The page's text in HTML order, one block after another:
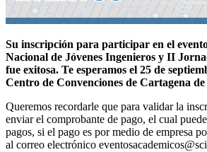
Su inscripción para participar en el
Nacional de Jóvenes Ingenieros y II
fue exitosa. Te esperamos el 25 de
Centro de Convenciones de Cartagena
Queremos recordarle que para validar la
enviar el comprobante de pago, el cual
pagos, si el pago es por medio de empresa
al correo electrónico